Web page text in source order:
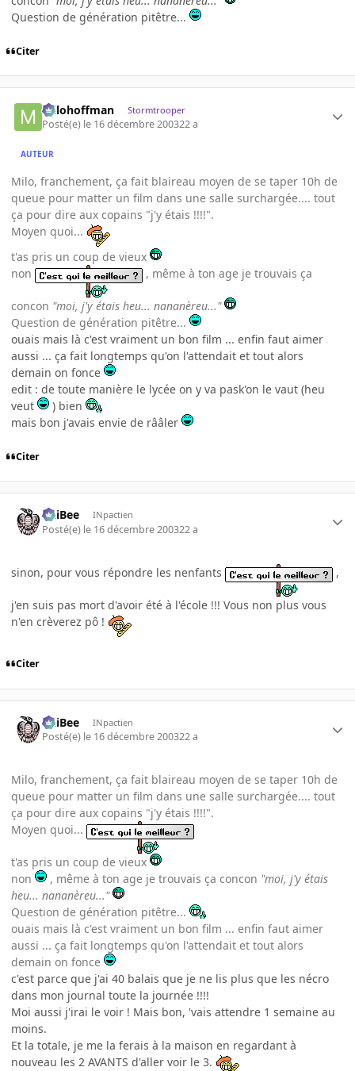
Question de génération pitêtre...
Citer
milohoffman Stormtrooper
Posté(e) le 16 décembre 200322 a
AUTEUR
Milo, franchement, ça fait blaireau moyen de se taper 10h de
queue pour matter un film dans une salle surchargée.... tout
ça pour dire aux copains "j'y étais !!!!".
Moyen quoi...
t'as pris un coup de vieux
non
, même à ton age je trouvais ça
concon "moi, j'y étais heu... nananèreu..."
Question de génération pitêtre...
ouais mais là c'est vraiment un bon film ... enfin faut aimer
aussi ... ça fait longtemps qu'on l'attendait et tout alors
demain on fonce
edit : de toute manière le lycée on y va pask'on le vaut (heu
veut
) bien
mais bon j'avais envie de rââler
Citer
PhiBee INpactien
Posté(e) le 16 décembre 200322 a
sinon, pour vous répondre les nenfants ,
j'en suis pas mort d'avoir été à l'école !!! Vous non plus vous
n'en crèverez pô !
Citer
PhiBee INpactien
Posté(e) le 16 décembre 200322 a
Milo, franchement, ça fait blaireau moyen de se taper 10h de
queue pour matter un film dans une salle surchargée.... tout
ça pour dire aux copains "j'y étais !!!!".
Moyen quoi...
t'as pris un coup de vieux
non
, même à ton age je trouvais ça concon "moi, j'y étais
heu... nananèreu..."
Question de génération pitêtre...
ouais mais là c'est vraiment un bon film ... enfin faut aimer
aussi ... ça fait longtemps qu'on l'attendait et tout alors
demain on fonce
c'est parce que j'ai 40 balais que je ne lis plus que les nécro
dans mon journal toute la journée !!!!
Moi aussi j'irai le voir ! Mais bon, 'vais attendre 1 semaine au
moins.
Et la totale, je me la ferais à la maison en regardant à
nouveau les 2 AVANTS d'aller voir le 3.